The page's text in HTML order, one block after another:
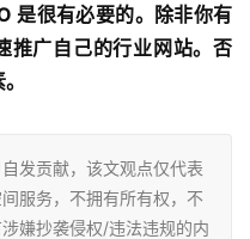
是很有必要的。除非你有
推广自己的行业网站。否
发贡献，该文观点仅代表
服务，不拥有所有权，不
嫌抄袭侵权/违法违规的内